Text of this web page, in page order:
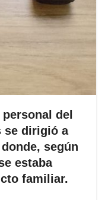
del
se dirigió a
según
estaba
familiar.